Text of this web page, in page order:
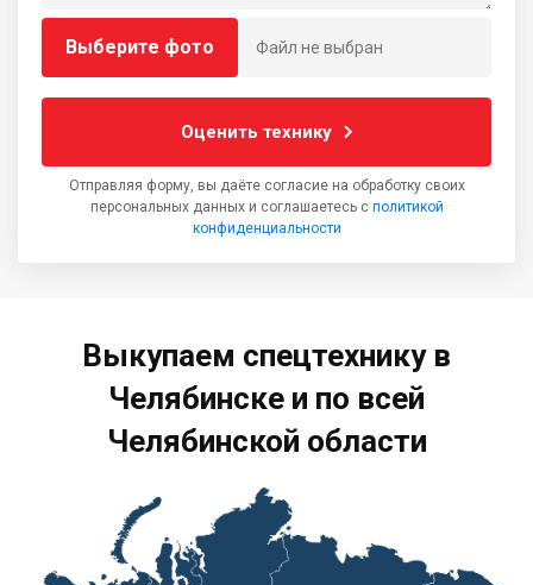
Выберите фото Файл не выбран
Оценить технику
Отправляя форму, вы даёте согласие на обработку своих
персональных данных и соглашаетесь с политикой
конфиденциальности
Выкупаем спецтехнику в
Челябинске и по всей
Челябинской области